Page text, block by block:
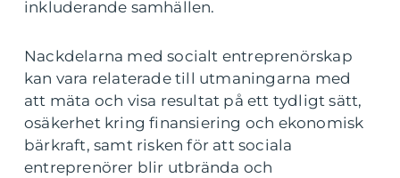
inkluderande samhällen.
Nackdelarna med socialt entreprenörskap
kan vara relaterade till utmaningarna med
att mäta och visa resultat på ett tydligt sätt,
osäkerhet kring finansiering och ekonomisk
bärkraft, samt risken för att sociala
entreprenörer blir utbrända och